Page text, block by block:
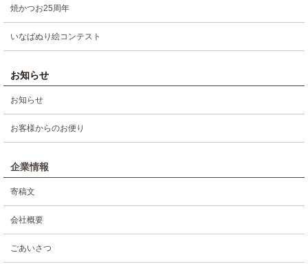
焼かつお25周年
いなばぬり絵コンテスト
お知らせ
お知らせ
お客様からのお便り
企業情報
寄稿文
会社概要
ごあいさつ